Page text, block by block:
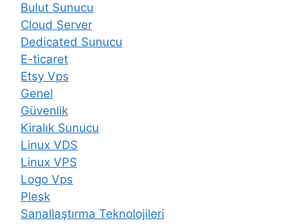
Bulut Sunucu
Cloud Server
Dedicated Sunucu
E-ticaret
Etsy Vps
Genel
Güvenlik
Kiralık Sunucu
Linux VDS
Linux VPS
Logo Vps
Plesk
Sanallaştırma Teknolojileri